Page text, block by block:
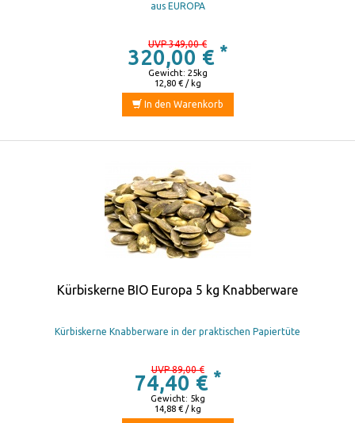
aus EUROPA
UVP 349,00 €
320,00 € *
12,80 € / kg
Gewicht: 25kg
In den Warenkorb
Kürbiskerne BIO Europa 5 kg Knabberware
Kürbiskerne Knabberware in der praktischen Papiertüte
UVP 89,00 €
74,40 € *
14,88 € / kg
Gewicht: 5kg